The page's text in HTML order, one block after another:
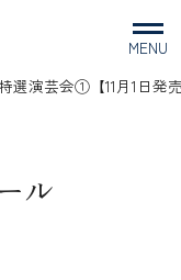
MENU
選演芸会①【11月1日発
ル